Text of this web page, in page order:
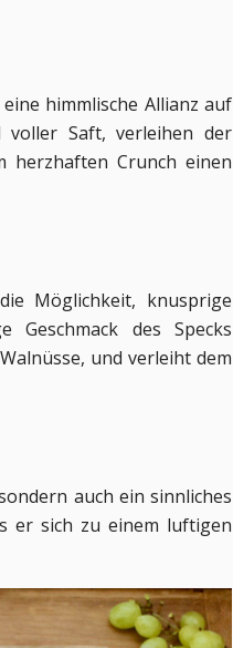
himmlische Allianz auf
voller Saft, verleihen der
herzhaften Crunch einen
Möglichkeit, knusprige
Geschmack des Specks
und verleiht dem
auch ein sinnliches
er sich zu einem luftigen